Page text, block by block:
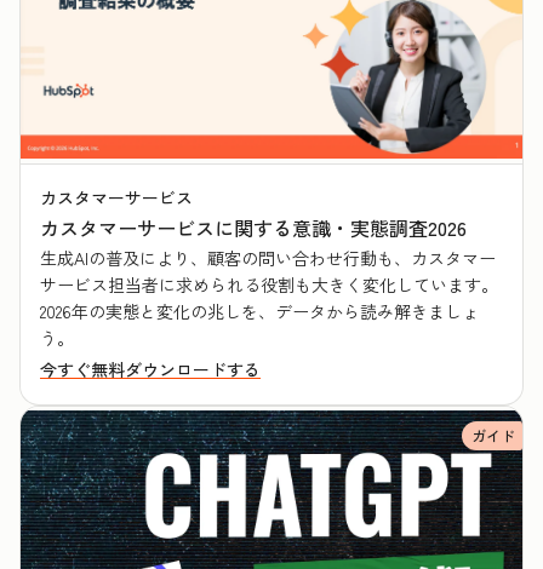
カスタマーサービス
カスタマーサービスに関する意識・実態調査2026
生成AIの普及により、顧客の問い合わせ行動も、カスタマー
サービス担当者に求められる役割も大きく変化しています。
2026年の実態と変化の兆しを、データから読み解きましょ
う。
今すぐ無料ダウンロードする
ガイド